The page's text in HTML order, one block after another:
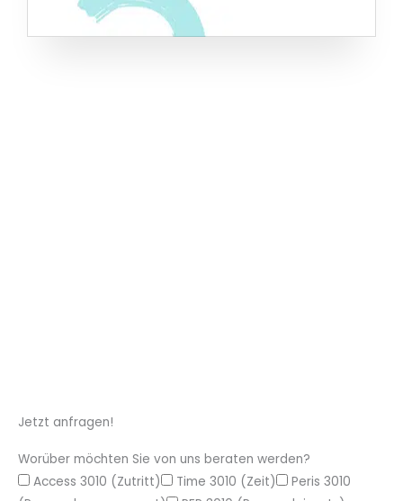
Jetzt anfragen!
Worüber möchten Sie von uns beraten werden?
Access 3010 (Zutritt)
Time 3010 (Zeit)
Peris 3010